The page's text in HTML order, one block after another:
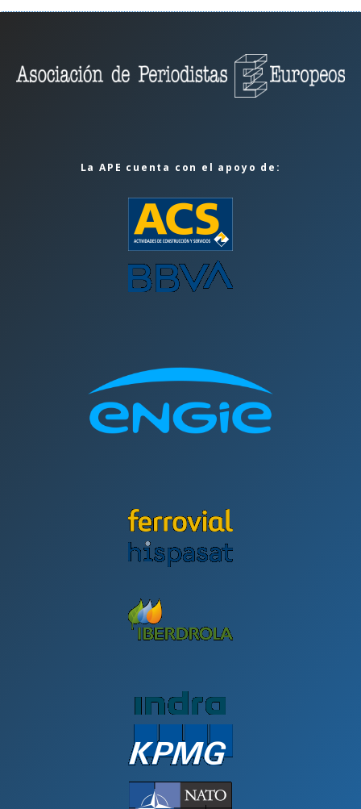
La APE cuenta con el apoyo de: